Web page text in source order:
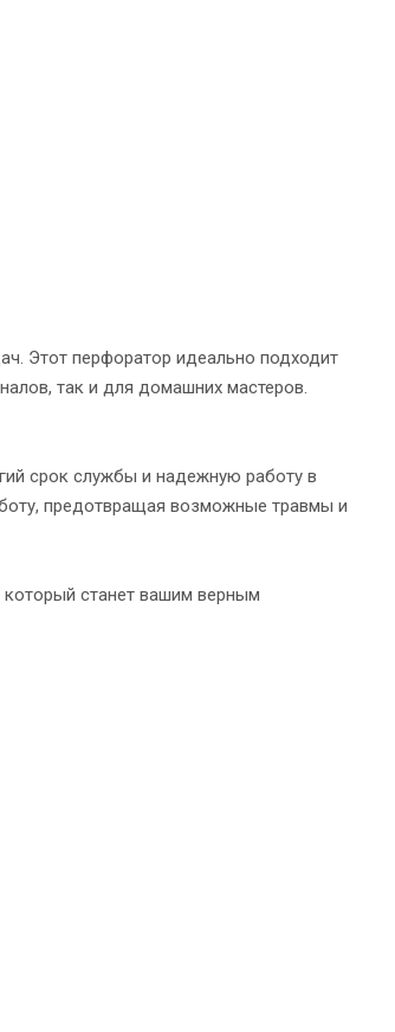
Этот перфоратор идеально подходит
так и для домашних мастеров.
срок службы и надежную работу в
предотвращая возможные травмы и
станет вашим верным